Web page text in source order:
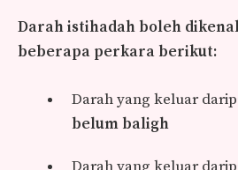
Darah istihadah boleh
beberapa perkara berikut:
Darah yang keluar
belum baligh